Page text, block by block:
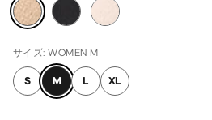
サイズ: WOMEN M
S M L XL